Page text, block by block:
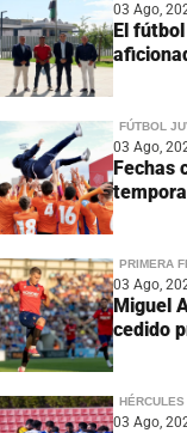
03 Ago,
El
FÚTBOL
03 Ago,
Fechas
PRIMERA
03 Ago,
Miguel
cedido
HÉRCULES
03 Ago,